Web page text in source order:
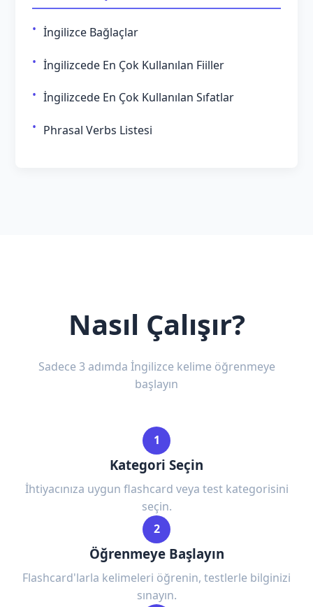
İngilizce Bağlaçlar
İngilizcede En Çok Kullanılan Fiiller
İngilizcede En Çok Kullanılan Sıfatlar
Phrasal Verbs Listesi
Nasıl Çalışır?
Sadece 3 adımda İngilizce kelime öğrenmeye
başlayın
1
Kategori Seçin
İhtiyacınıza uygun flashcard veya test kategorisini
seçin.
2
Öğrenmeye Başlayın
Flashcard'larla kelimeleri öğrenin, testlerle bilginizi
sınayın.